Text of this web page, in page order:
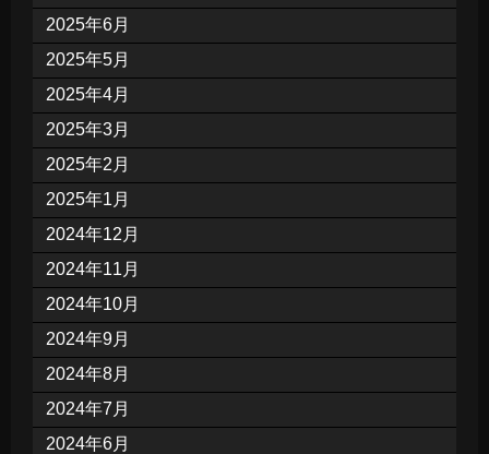
2025年6月
2025年5月
2025年4月
2025年3月
2025年2月
2025年1月
2024年12月
2024年11月
2024年10月
2024年9月
2024年8月
2024年7月
2024年6月